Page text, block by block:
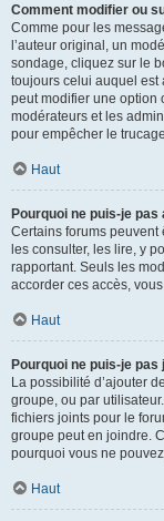
Comment modifier ou
Comme pour les
l’auteur original, un
sondage, cliquez sur le
toujours celui auquel est
peut modifier une option
modérateurs et les
pour empêcher le
Haut
Pourquoi ne puis-je
Certains forums peuvent
les consulter, les lire, y
rapportant. Seuls les
accorder ces accès,
Haut
Pourquoi ne puis-je
La possibilité d’ajouter
groupe, ou par
fichiers joints pour le
groupe peut en joindre.
pourquoi vous ne
Haut